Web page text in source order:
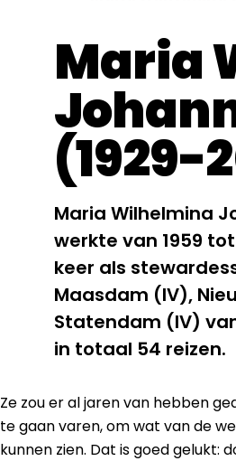
Maria
(1929-
Maria Wilhelmina
werkte van 1959
keer als
Maasdam (IV),
Statendam (IV)
in totaal 54 reizen.
Ze zou er al jaren van hebben
te gaan varen, om wat van de
kunnen zien. Dat is goed gelukt: